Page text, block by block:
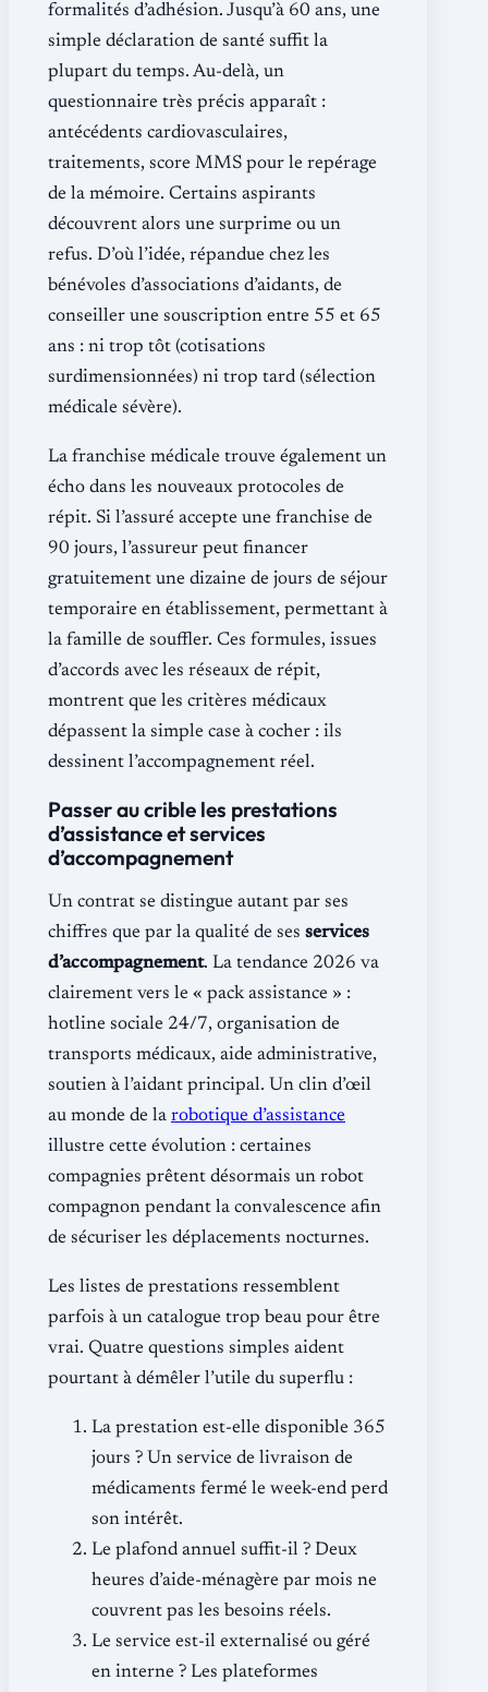
formalités d’adhésion. Jusqu’à 60 ans, une
simple déclaration de santé suffit la
plupart du temps. Au-delà, un
questionnaire très précis apparaît :
antécédents cardiovasculaires,
traitements, score MMS pour le repérage
de la mémoire. Certains aspirants
découvrent alors une surprime ou un
refus. D’où l’idée, répandue chez les
bénévoles d’associations d’aidants, de
conseiller une souscription entre 55 et 65
ans : ni trop tôt (cotisations
surdimensionnées) ni trop tard (sélection
médicale sévère).
La franchise médicale trouve également un
écho dans les nouveaux protocoles de
répit. Si l’assuré accepte une franchise de
90 jours, l’assureur peut financer
gratuitement une dizaine de jours de séjour
temporaire en établissement, permettant à
la famille de souffler. Ces formules, issues
d’accords avec les réseaux de répit,
montrent que les critères médicaux
dépassent la simple case à cocher : ils
dessinent l’accompagnement réel.
Passer au crible les prestations
d’assistance et services
d’accompagnement
Un contrat se distingue autant par ses
chiffres que par la qualité de ses services
d’accompagnement. La tendance 2026 va
clairement vers le « pack assistance » :
hotline sociale 24/7, organisation de
transports médicaux, aide administrative,
soutien à l’aidant principal. Un clin d’œil
au monde de la robotique d’assistance
illustre cette évolution : certaines
compagnies prêtent désormais un robot
compagnon pendant la convalescence afin
de sécuriser les déplacements nocturnes.
Les listes de prestations ressemblent
parfois à un catalogue trop beau pour être
vrai. Quatre questions simples aident
pourtant à démêler l’utile du superflu :
La prestation est-elle disponible 365
jours ? Un service de livraison de
médicaments fermé le week-end perd
son intérêt.
Le plafond annuel suffit-il ? Deux
heures d’aide-ménagère par mois ne
couvrent pas les besoins réels.
Le service est-il externalisé ou géré
en interne ? Les plateformes